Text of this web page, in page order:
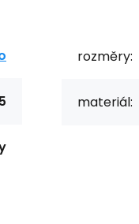
rozměry:
materiál: